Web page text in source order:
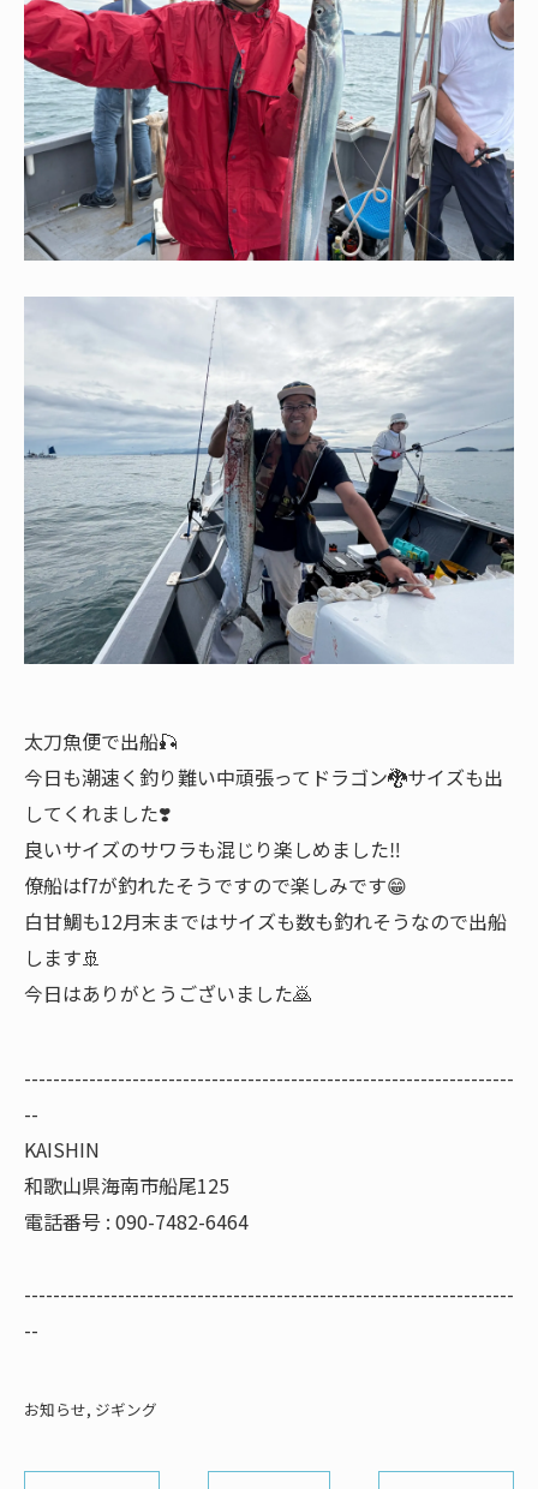
太刀魚便で出船🎣
今日も潮速く釣り難い中頑張ってドラゴン🐉サイズも出
してくれました❣️
良いサイズのサワラも混じり楽しめました‼️
僚船はf7が釣れたそうですので楽しみです😁
白甘鯛も12月末まではサイズも数も釣れそうなので出船
します🚢
今日はありがとうございました🙇
--------------------------------------------------------------------
--
KAISHIN
和歌山県海南市船尾125
電話番号 : 090-7482-6464
--------------------------------------------------------------------
--
お知らせ ジギング